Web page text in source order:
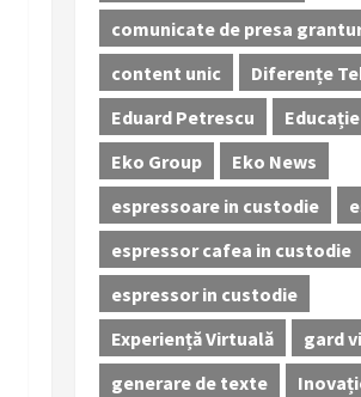
comunicate de presa
content unic
Diferențe
Eduard Petrescu
Eko Group
Eko News
espressoare in custodie
espressor cafea in custodie
espressor in custodie
Experiență Virtuală
gard
generare de texte